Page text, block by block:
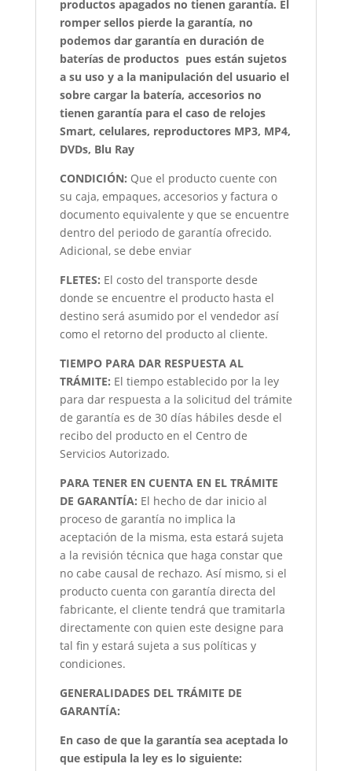
productos apagados no tienen garantía. El
romper sellos pierde la garantía, no
podemos dar garantía en duración de
baterías de productos pues están sujetos
a su uso y a la manipulación del usuario el
sobre cargar la batería, accesorios no
tienen garantía para el caso de relojes
Smart, celulares, reproductores MP3, MP4,
DVDs, Blu Ray
CONDICIÓN: Que el producto cuente con
su caja, empaques, accesorios y factura o
documento equivalente y que se encuentre
dentro del periodo de garantía ofrecido.
Adicional, se debe enviar
FLETES: El costo del transporte desde
donde se encuentre el producto hasta el
destino será asumido por el vendedor así
como el retorno del producto al cliente.
TIEMPO PARA DAR RESPUESTA AL
TRÁMITE: El tiempo establecido por la ley
para dar respuesta a la solicitud del trámite
de garantía es de 30 días hábiles desde el
recibo del producto en el Centro de
Servicios Autorizado.
PARA TENER EN CUENTA EN EL TRÁMITE
DE GARANTÍA: El hecho de dar inicio al
proceso de garantía no implica la
aceptación de la misma, esta estará sujeta
a la revisión técnica que haga constar que
no cabe causal de rechazo. Así mismo, si el
producto cuenta con garantía directa del
fabricante, el cliente tendrá que tramitarla
directamente con quien este designe para
tal fin y estará sujeta a sus políticas y
condiciones.
GENERALIDADES DEL TRÁMITE DE
GARANTÍA:
En caso de que la garantía sea aceptada lo
que estipula la ley es lo siguiente: